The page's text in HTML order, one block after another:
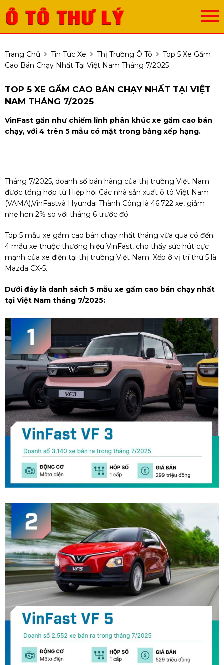
Trang Chủ Tin Tức Xe Thị Trường Ô Tô
Top 5 Xe Gầm
Cao Bán Chạy Nhất Tại Việt Nam Tháng 7/2025
TOP 5 XE GẦM CAO BÁN CHẠY NHẤT TẠI VIỆT
NAM THÁNG 7/2025
VinFast gần như chiếm lĩnh phân khúc xe gầm cao bán
chạy, với 4 trên 5 mẫu có mặt trong bảng xếp hạng.
Tháng 7/2025, doanh số bán hàng của thị trường Việt Nam
được tổng hợp từ Hiệp hội Các nhà sản xuất ô tô Việt Nam
(VAMA),VinFastvà Hyundai Thành Công là 46.722 xe, giảm
nhẹ hơn 2% so với tháng 6 trước đó.
Top 5 mẫu xe gầm cao bán chạy nhất tháng vừa qua có đến
4 mẫu xe thuộc thương hiệu VinFast, cho thấy sức hút cực
mạnh của xe điện tại thị trường Việt Nam. Xếp ở vị trí thứ 5 là
Mazda CX-5.
Dưới đây là danh sách 5 mẫu xe gầm cao bán chạy nhất
tại Việt Nam tháng 7/2025: